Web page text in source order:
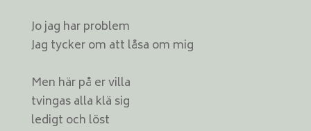
Jo jag har problem
Jag tycker om att låsa om mig
Men här på er villa
tvingas alla klä sig
ledigt och löst